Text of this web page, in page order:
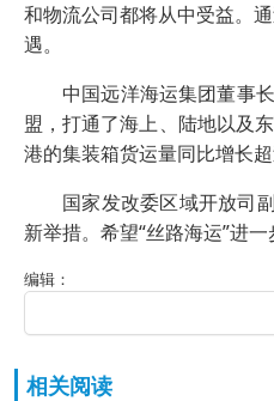
和物流公司都将从中受益。
遇。
中国远洋海运集团董事长
盟，打通了海上、陆地以及
港的集装箱货运量同比增长超
国家发改委区域开放司副
新举措。希望“丝路海运”进
编辑：
相关阅读